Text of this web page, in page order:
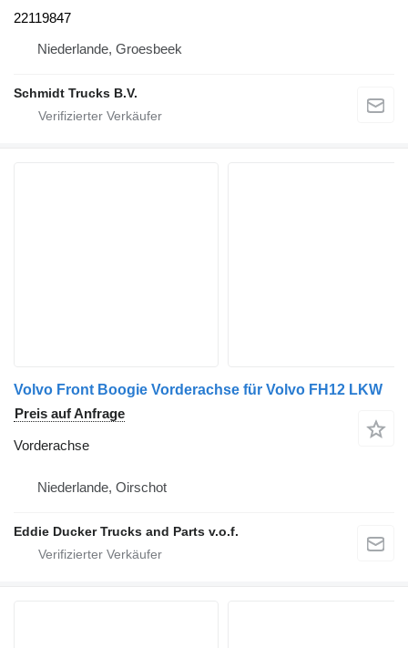
22119847
Niederlande, Groesbeek
Schmidt Trucks B.V.
Volvo Front Boogie Vorderachse für Volvo FH12 LKW
Preis auf Anfrage
Vorderachse
Niederlande, Oirschot
Eddie Ducker Trucks and Parts v.o.f.